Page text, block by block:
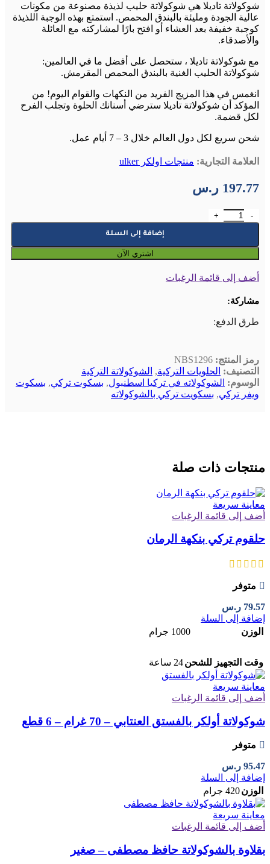
شوكولاتة تاديلا هي شوكولاتة حليب لذيذة مصنوعة من مكونات
عالية الجودة ومليئة بالبندق المحمص. استمتع بهذه الوجبة اللذيذة
كوجبة خفيفة بعد العشاء أو افتح بارًا لمشاركته مع العائلة
والأصدقاء.
مع شوكولاتة تاديلا ، ستحصل على أفضل ما في العالمين:
شوكولاتة الحليب الغنية بالبندق المحمص المقرمش.
انغمس في هذا المزيج الفريد من النكهات والقوام اليوم! من
المؤكد أن شوكولاتة تاديلا سترضي أسنانك الحلوة وتجلب الفرح
لكل قضمة.
شحن سريع لكل دول العالم خلال 3 – 7 أيام عمل.
العلامة التجارية: منتجات اولكر ulker
197.77 ر.س
كمية شوكولاتة تاديلا Tadelle محشية بالبندق - 20 قطعة
إضافة إلى السلة
اشتري الآن
أضف إلى قائمة الرغبات
مشاركة:
طرق الدفع:
رمز المنتج: NBS1296
التصنيف: الحلويات التركية, الشوكولاتة التركية
الوسوم: الشوكولاته في تركيا اسطنبول, بسكوت تركي, بسكوت
ويفر تركي, بسكويت تركي بالشوكولاته
منتجات ذات صلة
معاينة سريعة
أضف إلى قائمة الرغبات
حلقوم تركي بنكهة الرمان
متوفر
79.57 ر.س
إضافة إلى السلة
الوزن
1000 جرام
وقت التجهيز للشحن24 ساعة
معاينة سريعة
أضف إلى قائمة الرغبات
شوكولاتة أولكر بالفستق العنتابي – 70 غرام – 6 قطع
متوفر
95.47 ر.س
إضافة إلى السلة
الوزن420 جرام
معاينة سريعة
أضف إلى قائمة الرغبات
بقلاوة بالشوكولاتة حافظ مصطفى – صغير